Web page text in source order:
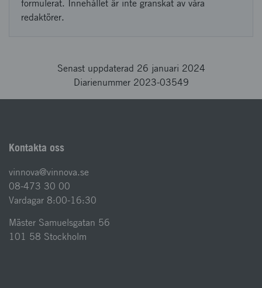
formulerat. Innehållet är inte granskat av våra
redaktörer.
Senast uppdaterad 26 januari 2024
Diarienummer 2023-03549
Kontakta oss
vinnova@vinnova.se
08-473 30 00
Vardagar 8:00-16:30
Mäster Samuelsgatan 56
101 58 Stockholm